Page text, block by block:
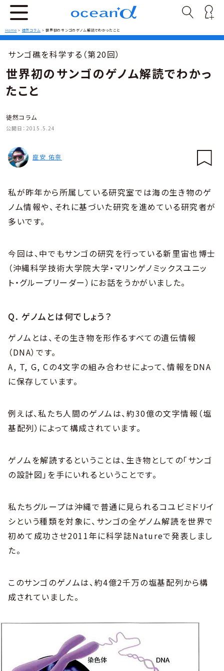
Home > 徒然コラム >世界初のサンゴのゲノム解読でわかったこと
サンゴ礁を科学する（第20回）
世界初のサンゴのゲノム解読でわかっ
たこと
徒然コラム
公開日： 2015.5.24
座安 佑奈
私が昨年から所属している研究室では海の生き物のゲ
ノム情報や、それに基づいた研究を進めている研究者が
多いです。
今回は、中でもサンゴの研究を行っている新里宙也博士
（沖縄科学技術大学院大学・マリンゲノミックスユニッ
ト・グループリーダー）にお話をうかがいました。
Q. ゲノムとは何でしょう？
ゲノムとは、その生き物を形作るすべての遺伝情報
（DNA）です。
A, T, G, Cの4文字の組み合わせによって、情報をDNA
に保存しています。
例えば、私たち人間のゲノムは、約30億の文字情報（塩
基配列）によって構成されています。
ゲノムを解読するということは、生き物としての「サンゴ
の設計図」を手にいれるということです。
私たちグループは沖縄で普通に見られるコユビミドリイ
シという種類を対象に、サンゴの全ゲノム解読を世界で
初めて成功させ2011年に科学誌Natureで発表しまし
た。
このサンゴのゲノムは、約4億2千万の塩基配列から構
成されていました。